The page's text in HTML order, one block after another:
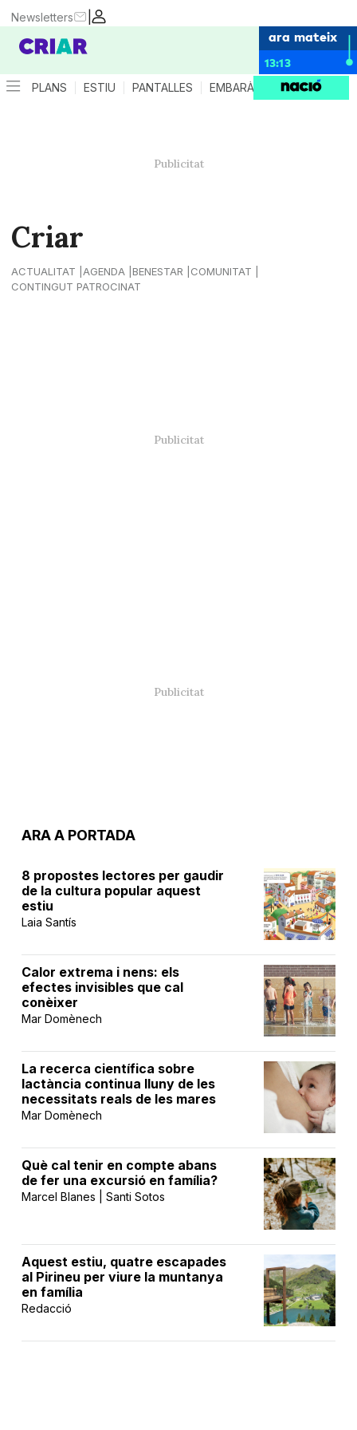
|
Newsletters
ara mateix
13:13
PLANS ESTIU PANTALLES EMBARÀS CRIANÇA
Criar
ACTUALITAT AGENDA BENESTAR
COMUNITAT
CONTINGUT PATROCINAT
ARA A PORTADA
8 propostes lectores per gaudir
de la cultura popular aquest
estiu
Laia Santís
Calor extrema i nens: els
efectes invisibles que cal
conèixer
Mar Domènech
La recerca científica sobre
lactància continua lluny de les
necessitats reals de les mares
Mar Domènech
Què cal tenir en compte abans
de fer una excursió en família?
Marcel Blanes | Santi Sotos
Aquest estiu, quatre escapades
al Pirineu per viure la muntanya
en família
Redacció